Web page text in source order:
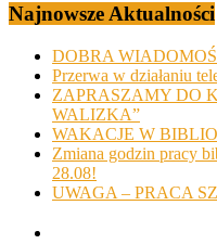
Najnowsze Aktualności
DOBRA
Przerwa w działaniu
ZAPRASZAMY DO
WALIZKA”
WAKACJE W
Zmiana godzin pracy
28.08!
UWAGA – PRACA